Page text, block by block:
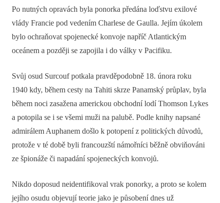
Po nutných opravách byla ponorka předána loďstvu exilové
vlády Francie pod vedením Charlese de Gaulla. Jejím úkolem
bylo ochraňovat spojenecké konvoje napříč Atlantickým
oceánem a později se zapojila i do války v Pacifiku.
Svůj osud Surcouf potkala pravděpodobně 18. února roku
1940 kdy, během cesty na Tahiti skrze Panamský průplav, byla
během noci zasažena americkou obchodní lodí Thomson Lykes
a potopila se i se všemi muži na palubě. Podle knihy napsané
admirálem Auphanem došlo k potopení z politických důvodů,
protože v té době byli francouzští námořníci běžně obviňováni
ze špionáže či napadání spojeneckých konvojů.
Nikdo doposud neidentifikoval vrak ponorky, a proto se kolem
jejího osudu objevují teorie jako je působení dnes už